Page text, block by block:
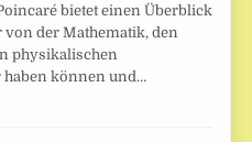
bietet einen Überblick
der Mathematik, den
physikalischen
können und…